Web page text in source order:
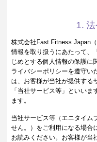
1.
株式会社Fast Fitness Japan
情報を取り扱うにあたって、
じめとする個人情報の保護に
ライバシーポリシーを遵守い
は、お客様が当社が提供する
「当社サービス等」といい
ます。
当社サービス等（エニタイム
せん。）をご利用になる場合
お読みください。お客様が当